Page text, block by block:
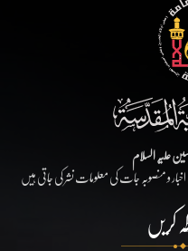
علیہ السلام
و منصوبہ جات کی معلومات نشر کی جاتی ہیں